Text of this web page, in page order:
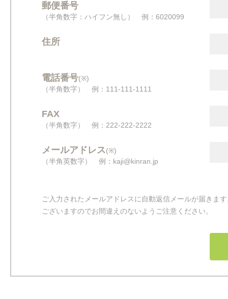
郵便番号
（半角数字：ハイフン無し） 例：6020099
住所
電話番号(※)
（半角数字） 例：111-111-1111
FAX
（半角数字） 例：222-222-2222
メールアドレス(※)
（半角英数字） 例：kaji@kinran.jp
ご入力されたメールアドレスに自動返信メールが届きま
ございますのでお間違えのないようご注意ください。